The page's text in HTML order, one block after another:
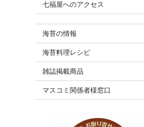
七福屋へのアクセス
海苔の情報
海苔料理レシピ
雑誌掲載商品
マスコミ関係者様窓口